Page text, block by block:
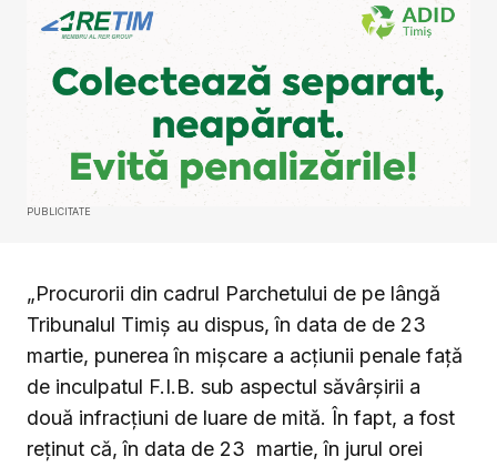
PUBLICITATE
„Procurorii din cadrul Parchetului de pe lângă
Tribunalul Timiș au dispus, în data de de 23
martie, punerea în mișcare a acțiunii penale față
de inculpatul F.I.B. sub aspectul săvârșirii a
două infracțiuni de luare de mită. În fapt, a fost
reținut că, în data de 23 martie, în jurul orei